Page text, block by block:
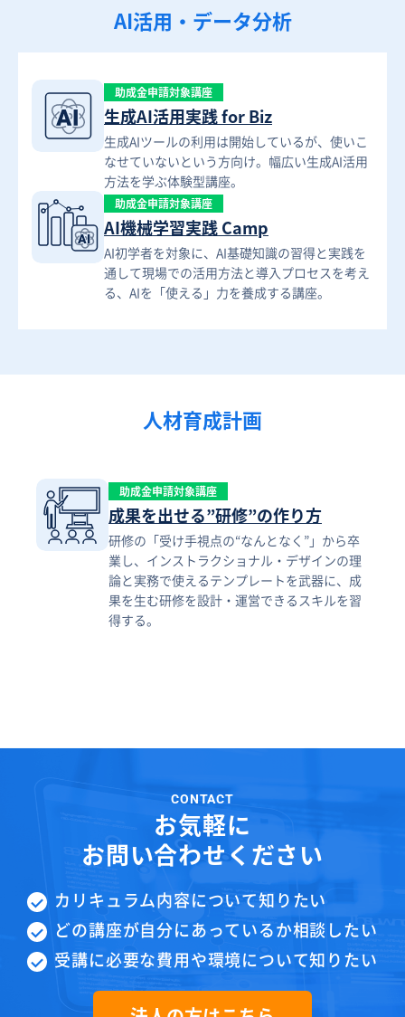
AI活用・データ分析
助成金申請対象講座
生成AI活用実践 for Biz
生成AIツールの利用は開始しているが、使いこ
なせていないという方向け。幅広い生成AI活用
方法を学ぶ体験型講座。
助成金申請対象講座
AI機械学習実践 Camp
AI初学者を対象に、AI基礎知識の習得と実践を
通して現場での活用方法と導入プロセスを考え
る、AIを「使える」力を養成する講座。
人材育成計画
助成金申請対象講座
成果を出せる”研修”の作り方
研修の「受け手視点の“なんとなく”」から卒
業し、インストラクショナル・デザインの理
論と実務で使えるテンプレートを武器に、成
果を生む研修を設計・運営できるスキルを習
得する。
CONTACT
お気軽に
お問い合わせください
カリキュラム内容について知りたい
どの講座が自分にあっているか相談したい
受講に必要な費用や環境について知りたい